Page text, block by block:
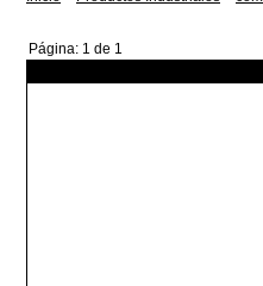
Página: 1 de 1